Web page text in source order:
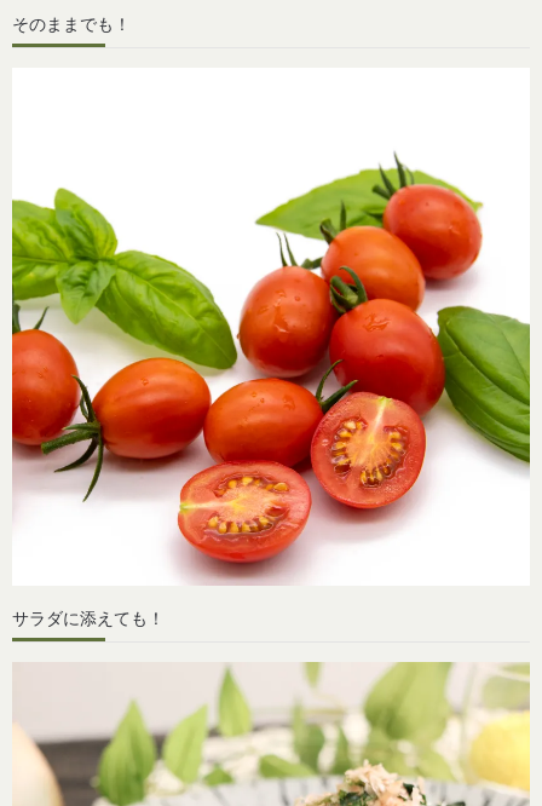
そのままでも！
サラダに添えても！